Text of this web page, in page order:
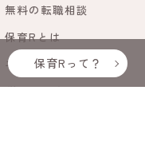
無料の転職相談
保育Rとは
エリア検索
学生の方向け
保育Rって？